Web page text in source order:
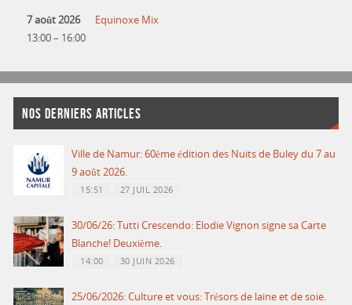
7 août 2026
13:00– 16:00
Equinoxe Mix
NOS DERNIERS ARTICLES
Ville de Namur: 60ème édition des Nuits de Buley du 7 au
9 août 2026.
15:51 27 JUIL 2026
30/06/26: Tutti Crescendo: Elodie Vignon signe sa Carte
Blanche! Deuxième.
14:00 30 JUIN 2026
25/06/2026: Culture et vous: Trésors de laine et de soie.